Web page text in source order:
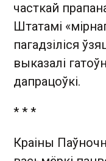
часткай
Штатамі
пагадзіліся
выказалі
дапрацоўкі.
* * *
Краіны